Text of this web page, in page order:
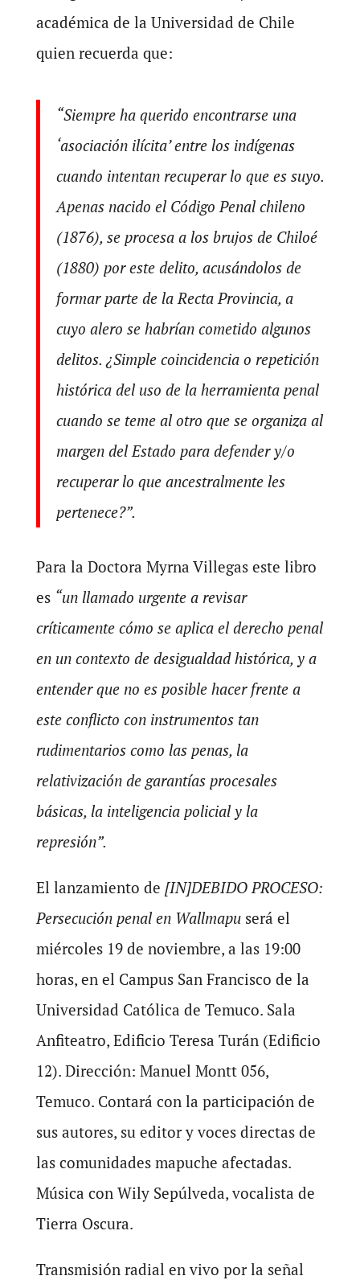
académica de la Universidad de Chile
quien recuerda que:
“Siempre ha querido encontrarse una
‘asociación ilícita’ entre los indígenas
cuando intentan recuperar lo que es suyo.
Apenas nacido el Código Penal chileno
(1876), se procesa a los brujos de Chiloé
(1880) por este delito, acusándolos de
formar parte de la Recta Provincia, a
cuyo alero se habrían cometido algunos
delitos. ¿Simple coincidencia o repetición
histórica del uso de la herramienta penal
cuando se teme al otro que se organiza al
margen del Estado para defender y/o
recuperar lo que ancestralmente les
pertenece?”.
Para la Doctora Myrna Villegas este libro
es “un llamado urgente a revisar
críticamente cómo se aplica el derecho penal
en un contexto de desigualdad histórica, y a
entender que no es posible hacer frente a
este conflicto con instrumentos tan
rudimentarios como las penas, la
relativización de garantías procesales
básicas, la inteligencia policial y la
represión”.
El lanzamiento de [IN]DEBIDO PROCESO:
Persecución penal en Wallmapu será el
miércoles 19 de noviembre, a las 19:00
horas, en el Campus San Francisco de la
Universidad Católica de Temuco. Sala
Anfiteatro, Edificio Teresa Turán (Edificio
12). Dirección: Manuel Montt 056,
Temuco. Contará con la participación de
sus autores, su editor y voces directas de
las comunidades mapuche afectadas.
Música con Wily Sepúlveda, vocalista de
Tierra Oscura.
Transmisión radial en vivo por la señal